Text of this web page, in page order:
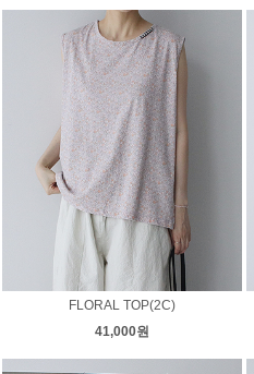
FLORAL TOP(2C)
41,000원